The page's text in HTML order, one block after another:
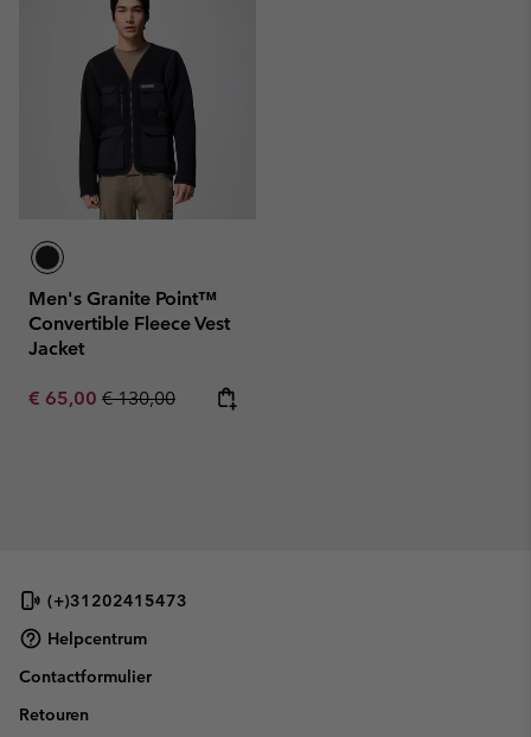
Men's Granite Point™
Convertible Fleece Vest
Jacket
Sale price:
€ 65,00 Regular price:
€ 130,00
(+)31202415473
Helpcentrum
Contactformulier
Retouren